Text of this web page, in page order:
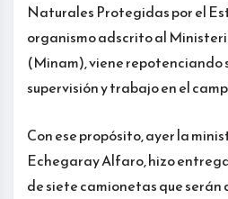
Naturales Protegidas por el
organismo adscrito al
(Minam), viene repotenciando
supervisión y trabajo en el
Con ese propósito, ayer la
Echegaray Alfaro, hizo
de siete camionetas que